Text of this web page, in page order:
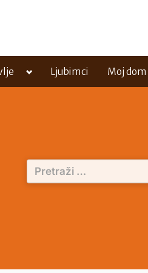
Toggle
menu
Ljubimci Moj dom
Pretraži: